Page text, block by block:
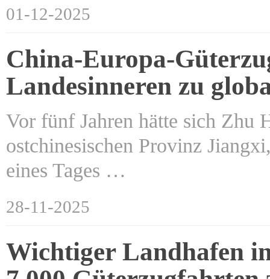
01-12-2025
China-Europa-
Landesinneren zu
Vor fünf Jahren hätte sich Zhu
ostchinesischen Provinz
eines Tages …
28-11-2025
Wichtiger Landhafen